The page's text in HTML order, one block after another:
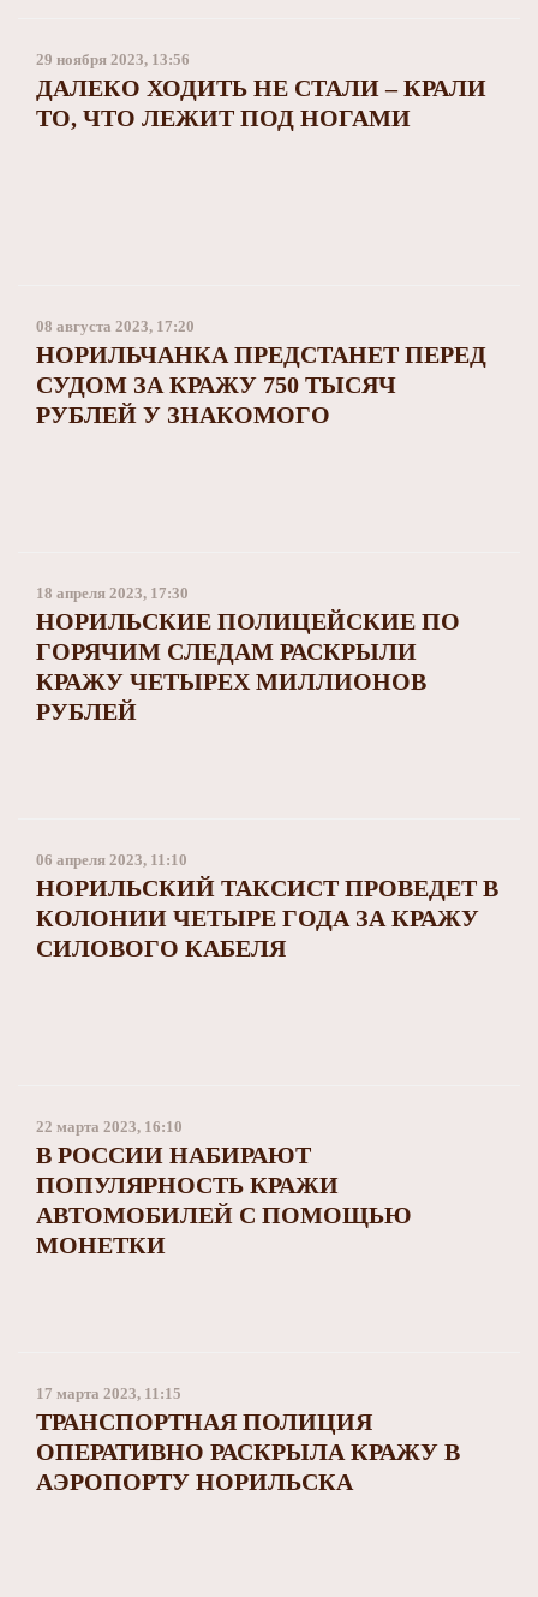
29 ноября 2023, 13:56
ДАЛЕКО ХОДИТЬ НЕ СТАЛИ – КРАЛИ
ТО, ЧТО ЛЕЖИТ ПОД НОГАМИ
08 августа 2023, 17:20
НОРИЛЬЧАНКА ПРЕДСТАНЕТ ПЕРЕД
СУДОМ ЗА КРАЖУ 750 ТЫСЯЧ
РУБЛЕЙ У ЗНАКОМОГО
18 апреля 2023, 17:30
НОРИЛЬСКИЕ ПОЛИЦЕЙСКИЕ ПО
ГОРЯЧИМ СЛЕДАМ РАСКРЫЛИ
КРАЖУ ЧЕТЫРЕХ МИЛЛИОНОВ
РУБЛЕЙ
06 апреля 2023, 11:10
НОРИЛЬСКИЙ ТАКСИСТ ПРОВЕДЕТ В
КОЛОНИИ ЧЕТЫРЕ ГОДА ЗА КРАЖУ
СИЛОВОГО КАБЕЛЯ
22 марта 2023, 16:10
В РОССИИ НАБИРАЮТ
ПОПУЛЯРНОСТЬ КРАЖИ
АВТОМОБИЛЕЙ С ПОМОЩЬЮ
МОНЕТКИ
17 марта 2023, 11:15
ТРАНСПОРТНАЯ ПОЛИЦИЯ
ОПЕРАТИВНО РАСКРЫЛА КРАЖУ В
АЭРОПОРТУ НОРИЛЬСКА